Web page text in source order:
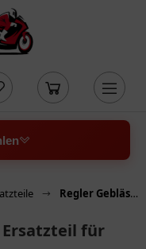
Regler Gebläse Innen ID - Ersatzteil für Motorräder
Ersatzteil für